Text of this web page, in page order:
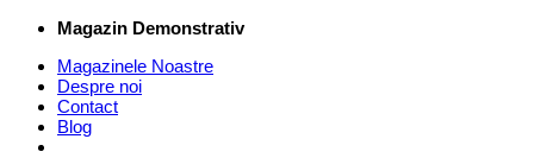
Skip
content
Magazin Demonstrativ
Magazinele Noastre
Despre noi
Contact
Blog